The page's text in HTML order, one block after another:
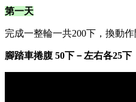
第一天
完成一整輪一共200下，換動
腳踏車捲腹 50下－左右各25下